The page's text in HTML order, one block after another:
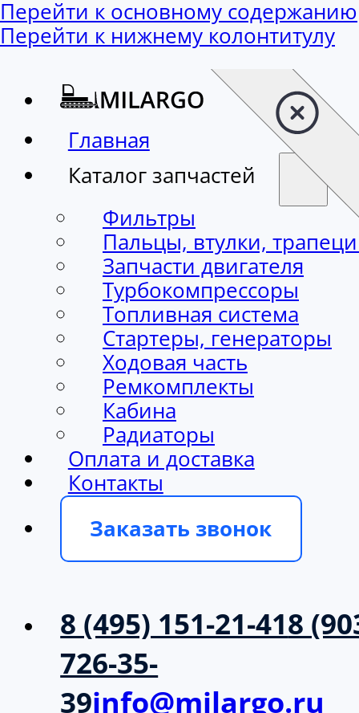
Перейти к основному содержанию
Перейти к нижнему колонтитулу
Главная
Каталог запчастей
Фильтры
Пальцы, втулки,
Запчасти двигателя
Турбокомпрессоры
Топливная система
Стартеры, генераторы
Ходовая часть
Ремкомплекты
Кабина
Радиаторы
Оплата и доставка
Контакты
Заказать звонок
8 (495) 151-21-418
726-35-
39info@milargo.ru